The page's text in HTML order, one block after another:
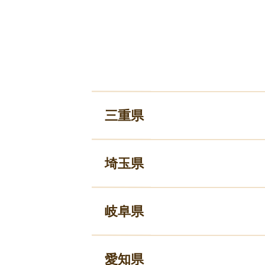
三重県
埼玉県
岐阜県
愛知県